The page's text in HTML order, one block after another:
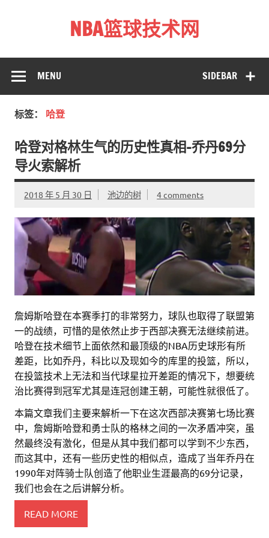
NBA篮球技术网
SIDEBAR
MENU
标签： 哈登
哈登对格林生气的历史性真相–乔丹69分
导火索解析
2018 年 5 月 30 日 池边的树 4 comments
詹姆斯哈登在本赛季打的非常努力，球队也取得了联盟第
一的战绩，可惜的是依然止步于西部决赛无法继续前进。
哈登在技术细节上面依然和最顶级的NBA历史球形有所
差距，比如乔丹，科比以及现如今的库里的投篮，所以，
在投篮技术上无法和当代球星拉开差距的情况下，想要统
治比赛得到冠军尤其是连冠创建王朝，可能性就很低了。
本篇文章我们主要来解析一下在这次西部决赛第七场比赛
中，詹姆斯哈登和勇士队的格林之间的一次矛盾冲突，虽
然最终没有激化，但是从其中我们都可以学到不少东西，
而这其中，还有一些历史性的相似点，造成了当年乔丹在
1990年对阵骑士队创造了他职业生涯最高的69分记录，
我们也会在之后讲解分析。
READ MORE